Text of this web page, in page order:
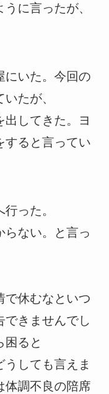
に言ったが、
にいた。今回の
たが、
してきた。ヨ
すると言ってい
った。
らない。と言っ
で休むなといつ
できませんでし
困ると
しても言えま
体調不良の陪席